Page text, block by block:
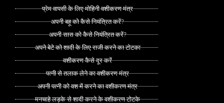
प्रेम वापसी के लिए मोहिनी वशीकरण मंत्र
अपनी बहू को कैसे नियंत्रित करें?
अपनी सास को कैसे नियंत्रित करें?
अपने बेटे को शादी के लिए राजी करने का टोटका
वशीकरण कैसे दूर करें
पत्नी से तलाक लेने का वशीकरण मंत्र
अपनी पत्नी को वश में करने का वशीकरण मंत्र
मनचाहे लड़के से शादी करने के वशीकरण टोटके